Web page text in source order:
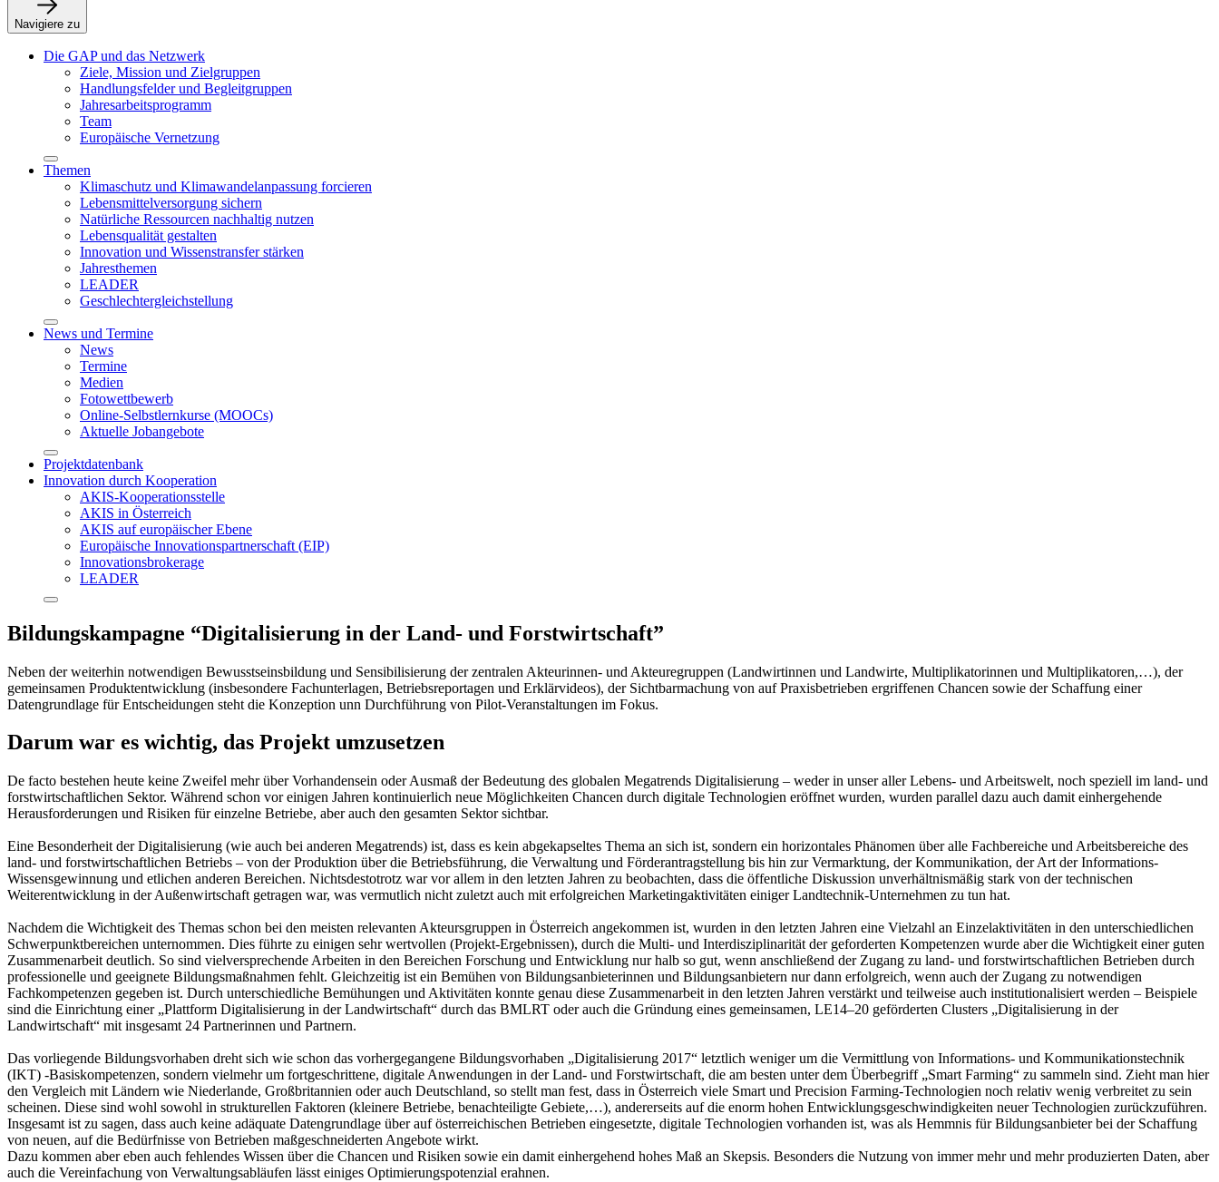
Navigiere zu
Die GAP und das Netzwerk
Ziele, Mission und Zielgruppen
Handlungsfelder und Begleitgruppen
Jahresarbeitsprogramm
Team
Europäische Vernetzung
Themen
Klimaschutz und Klimawandelanpassung forcieren
Lebensmittelversorgung sichern
Natürliche Ressourcen nachhaltig nutzen
Lebensqualität gestalten
Innovation und Wissenstransfer stärken
Jahresthemen
LEADER
Geschlechtergleichstellung
News und Termine
News
Termine
Medien
Fotowettbewerb
Online-Selbstlernkurse (MOOCs)
Aktuelle Jobangebote
Projektdatenbank
Innovation durch Kooperation
AKIS-Kooperationsstelle
AKIS in Österreich
AKIS auf europäischer Ebene
Europäische Innovationspartnerschaft (EIP)
Innovationsbrokerage
LEADER
Bildungskampagne “Digitalisierung in der Land- und Forstwirtschaft”
Neben der weiterhin notwendigen Bewusstseinsbildung und Sensibilisierung der zentralen Akteurinnen- und Akteuregruppen (Landwirtinnen und Landwirte, Multiplikatorinnen und Multiplikatoren,…), der
gemeinsamen Produktentwicklung (insbesondere Fachunterlagen, Betriebsreportagen und Erklärvideos), der Sichtbarmachung von auf Praxisbetrieben ergriffenen Chancen sowie der Schaffung einer
Datengrundlage für Entscheidungen steht die Konzeption unn Durchführung von Pilot-Veranstaltungen im Fokus.
Darum war es wichtig, das Projekt umzusetzen
De facto bestehen heute keine Zweifel mehr über Vorhandensein oder Ausmaß der Bedeutung des globalen Megatrends Digitalisierung – weder in unser aller Lebens- und Arbeitswelt, noch speziell im land- und
forstwirtschaftlichen Sektor. Während schon vor einigen Jahren kontinuierlich neue Möglichkeiten Chancen durch digitale Technologien eröffnet wurden, wurden parallel dazu auch damit einhergehende
Herausforderungen und Risiken für einzelne Betriebe, aber auch den gesamten Sektor sichtbar.
Eine Besonderheit der Digitalisierung (wie auch bei anderen Megatrends) ist, dass es kein abgekapseltes Thema an sich ist, sondern ein horizontales Phänomen über alle Fachbereiche und Arbeitsbereiche des
land- und forstwirtschaftlichen Betriebs – von der Produktion über die Betriebsführung, die Verwaltung und Förderantragstellung bis hin zur Vermarktung, der Kommunikation, der Art der Informations-
Wissensgewinnung und etlichen anderen Bereichen. Nichtsdestotrotz war vor allem in den letzten Jahren zu beobachten, dass die öffentliche Diskussion unverhältnismäßig stark von der technischen
Weiterentwicklung in der Außenwirtschaft getragen war, was vermutlich nicht zuletzt auch mit erfolgreichen Marketingaktivitäten einiger Landtechnik-Unternehmen zu tun hat.
Nachdem die Wichtigkeit des Themas schon bei den meisten relevanten Akteursgruppen in Österreich angekommen ist, wurden in den letzten Jahren eine Vielzahl an Einzelaktivitäten in den unterschiedlichen
Schwerpunktbereichen unternommen. Dies führte zu einigen sehr wertvollen (Projekt-Ergebnissen), durch die Multi- und Interdisziplinarität der geforderten Kompetenzen wurde aber die Wichtigkeit einer guten
Zusammenarbeit deutlich. So sind vielversprechende Arbeiten in den Bereichen Forschung und Entwicklung nur halb so gut, wenn anschließend der Zugang zu land- und forstwirtschaftlichen Betrieben durch
professionelle und geeignete Bildungsmaßnahmen fehlt. Gleichzeitig ist ein Bemühen von Bildungsanbieterinnen und Bildungsanbietern nur dann erfolgreich, wenn auch der Zugang zu notwendigen
Fachkompetenzen gegeben ist. Durch unterschiedliche Bemühungen und Aktivitäten konnte genau diese Zusammenarbeit in den letzten Jahren verstärkt und teilweise auch institutionalisiert werden – Beispiele
sind die Einrichtung einer „Plattform Digitalisierung in der Landwirtschaft“ durch das BMLRT oder auch die Gründung eines gemeinsamen, LE14–20 geförderten Clusters „Digitalisierung in der
Landwirtschaft“ mit insgesamt 24 Partnerinnen und Partnern.
Das vorliegende Bildungsvorhaben dreht sich wie schon das vorhergegangene Bildungsvorhaben „Digitalisierung 2017“ letztlich weniger um die Vermittlung von Informations- und Kommunikationstechnik
(IKT) -Basiskompetenzen, sondern vielmehr um fortgeschrittene, digitale Anwendungen in der Land- und Forstwirtschaft, die am besten unter dem Überbegriff „Smart Farming“ zu sammeln sind. Zieht man hier
den Vergleich mit Ländern wie Niederlande, Großbritannien oder auch Deutschland, so stellt man fest, dass in Österreich viele Smart und Precision Farming-Technologien noch relativ wenig verbreitet zu sein
scheinen. Diese sind wohl sowohl in strukturellen Faktoren (kleinere Betriebe, benachteiligte Gebiete,…), andererseits auf die enorm hohen Entwicklungsgeschwindigkeiten neuer Technologien zurückzuführen.
Insgesamt ist zu sagen, dass auch keine adäquate Datengrundlage über auf österreichischen Betrieben eingesetzte, digitale Technologien vorhanden ist, was als Hemmnis für Bildungsanbieter bei der Schaffung
von neuen, auf die Bedürfnisse von Betrieben maßgeschneiderten Angebote wirkt.
Dazu kommen aber eben auch fehlendes Wissen über die Chancen und Risiken sowie ein damit einhergehend hohes Maß an Skepsis. Besonders die Nutzung von immer mehr und mehr produzierten Daten, aber
auch die Vereinfachung von Verwaltungsabläufen lässt einiges Optimierungspotenzial erahnen.